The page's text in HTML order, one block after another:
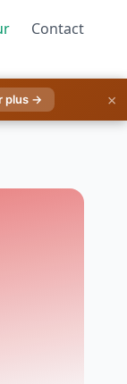
Contact
plus → ×